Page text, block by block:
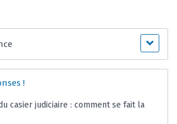
!
casier judiciaire : comment se fait la